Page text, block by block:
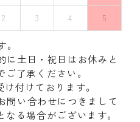
2 3 4 5
土日・祝日はお休みと
了承ください。
付けております。
い合わせにつきまして
る場合がございます。